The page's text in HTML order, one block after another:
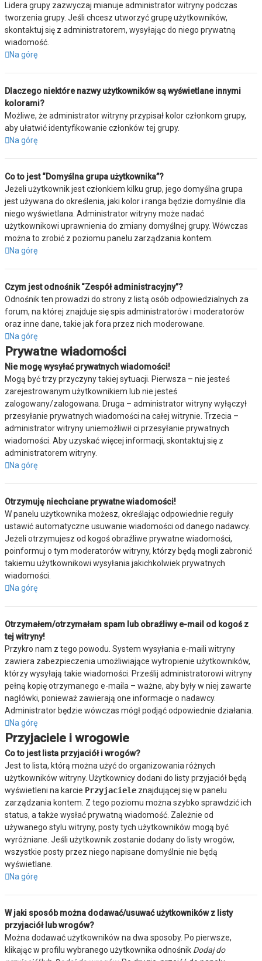
Lidera grupy zazwyczaj mianuje administrator witryny podczas
tworzenia grupy. Jeśli chcesz utworzyć grupę użytkowników,
skontaktuj się z administratorem, wysyłając do niego prywatną
wiadomość.
Na górę
Dlaczego niektóre nazwy użytkowników są wyświetlane innymi
kolorami?
Możliwe, że administrator witryny przypisał kolor członkom grupy,
aby ułatwić identyfikowanie członków tej grupy.
Na górę
Co to jest “Domyślna grupa użytkownika”?
Jeżeli użytkownik jest członkiem kilku grup, jego domyślna grupa
jest używana do określenia, jaki kolor i ranga będzie domyślnie dla
niego wyświetlana. Administrator witryny może nadać
użytkownikowi uprawnienia do zmiany domyślnej grupy. Wówczas
można to zrobić z poziomu panelu zarządzania kontem.
Na górę
Czym jest odnośnik “Zespół administracyjny”?
Odnośnik ten prowadzi do strony z listą osób odpowiedzialnych za
forum, na której znajduje się spis administratorów i moderatorów
oraz inne dane, takie jak fora przez nich moderowane.
Na górę
Prywatne wiadomości
Nie mogę wysyłać prywatnych wiadomości!
Mogą być trzy przyczyny takiej sytuacji. Pierwsza – nie jesteś
zarejestrowanym użytkownikiem lub nie jesteś
zalogowany/zalogowana. Druga – administrator witryny wyłączył
przesyłanie prywatnych wiadomości na całej witrynie. Trzecia –
administrator witryny uniemożliwił ci przesyłanie prywatnych
wiadomości. Aby uzyskać więcej informacji, skontaktuj się z
administratorem witryny.
Na górę
Otrzymuję niechciane prywatne wiadomości!
W panelu użytkownika możesz, określając odpowiednie reguły
ustawić automatyczne usuwanie wiadomości od danego nadawcy.
Jeżeli otrzymujesz od kogoś obraźliwe prywatne wiadomości,
poinformuj o tym moderatorów witryny, którzy będą mogli zabronić
takiemu użytkownikowi wysyłania jakichkolwiek prywatnych
wiadomości.
Na górę
Otrzymałem/otrzymałam spam lub obraźliwy e-mail od kogoś z
tej witryny!
Przykro nam z tego powodu. System wysyłania e-maili witryny
zawiera zabezpieczenia umożliwiające wytropienie użytkowników,
którzy wysyłają takie wiadomości. Prześlij administratorowi witryny
pełną kopię otrzymanego e-maila – ważne, aby były w niej zawarte
nagłówki, ponieważ zawierają one informacje o nadawcy.
Administrator będzie wówczas mógł podjąć odpowiednie działania.
Na górę
Przyjaciele i wrogowie
Co to jest lista przyjaciół i wrogów?
Jest to lista, którą można użyć do organizowania różnych
użytkowników witryny. Użytkownicy dodani do listy przyjaciół będą
wyświetleni na karcie Przyjaciele znajdującej się w panelu
zarządzania kontem. Z tego poziomu można szybko sprawdzić ich
status, a także wysłać prywatną wiadomość. Zależnie od
używanego stylu witryny, posty tych użytkowników mogą być
wyróżniane. Jeśli użytkownik zostanie dodany do listy wrogów,
wszystkie posty przez niego napisane domyślnie nie będą
wyświetlane.
Na górę
W jaki sposób można dodawać/usuwać użytkowników z listy
przyjaciół lub wrogów?
Można dodawać użytkowników na dwa sposoby. Po pierwsze,
klikając w profilu wybranego użytkownika odnośnik Dodaj do